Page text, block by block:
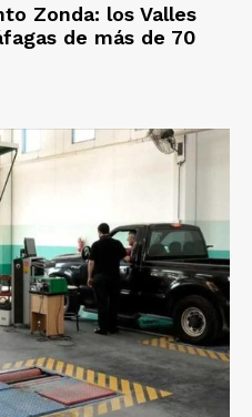
Zonda: los Valles
de más de 70